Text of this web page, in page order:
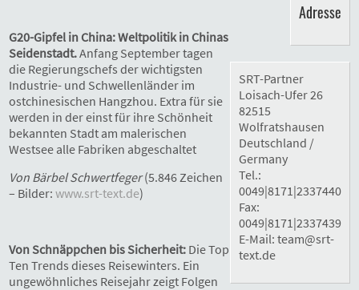
G20-Gipfel in China: Weltpolitik in Chinas
Seidenstadt.Anfang September tagen
die Regierungschefs der wichtigsten
Industrie- und Schwellenländer im
ostchinesischen Hangzhou. Extra für sie
werden in der einst für ihre Schönheit
bekannten Stadt am malerischen
Westsee alle Fabriken abgeschaltet
Von Bärbel Schwertfeger(5.846 Zeichen
– Bilder: www.srt-text.de)
Von Schnäppchen bis Sicherheit: Die Top
Ten Trends dieses Reisewinters. Ein
ungewöhnliches Reisejahr zeigt Folgen
Adresse
SRT-Partner
Loisach-Ufer 26
82515
Wolfratshausen
Deutschland /
Germany
Tel.:
0049|8171|2337440
Fax:
0049|8171|2337439
E-Mail: team@srt-
text.de